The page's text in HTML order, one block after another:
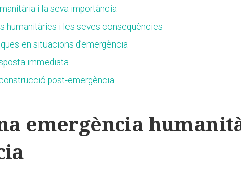
i ⁤la seva importància
humanitàries⁣ i les‍ seves ‍conseqüències
en situacions d’emergència
immediata
post-emergència
emergència